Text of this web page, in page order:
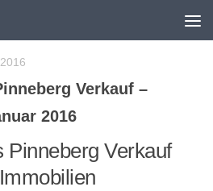
Verkauf –
2016
Pinneberg Verkauf